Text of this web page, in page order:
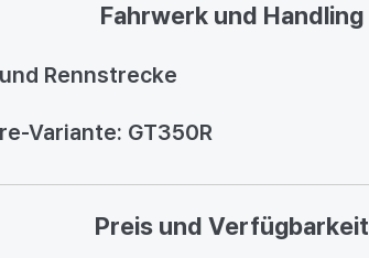
Fahrwerk und Handling
Rennstrecke
Variante: GT350R
Preis und Verfügbarkeit